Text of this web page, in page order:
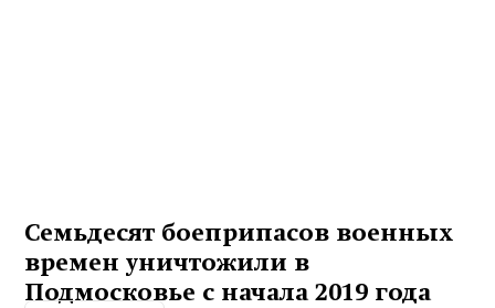
Семьдесят боеприпасов военных
времен уничтожили в
Подмосковье с начала 2019 года